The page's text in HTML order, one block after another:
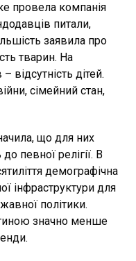
провела компанія
питали,
заявила про
тварин. На
відсутність дітей.
сімейний стан,
що для них
певної релігії. В
демографічна
інфраструктури для
політики.
значно менше